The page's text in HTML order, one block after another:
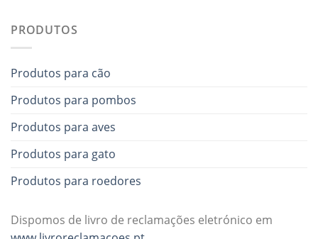
PRODUTOS
Produtos para cão
Produtos para pombos
Produtos para aves
Produtos para gato
Produtos para roedores
Dispomos de livro de reclamações eletrónico em